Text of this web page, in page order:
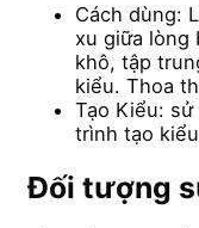
Cách dùng:
xu giữa lòng
khô, tập
kiểu. Thoa
Tạo Kiểu:
trình tạo
Đối tượng